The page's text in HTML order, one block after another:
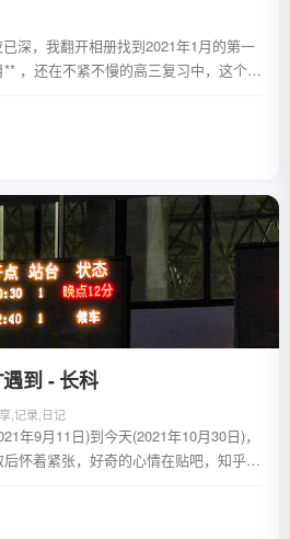
深，我翻开相册找到2021年1月的第一
，还在不紧不慢的高三复习中，这个1
到 - 长科
记录 日记
年9月11日)到今天(2021年10月30日)，
怀着紧张，好奇的心情在贴吧，知乎，